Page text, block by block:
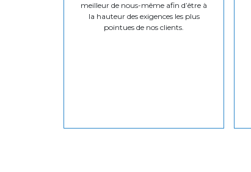
meilleur de nous-même afin d’être à
la hauteur des exigences les plus
pointues de nos clients.